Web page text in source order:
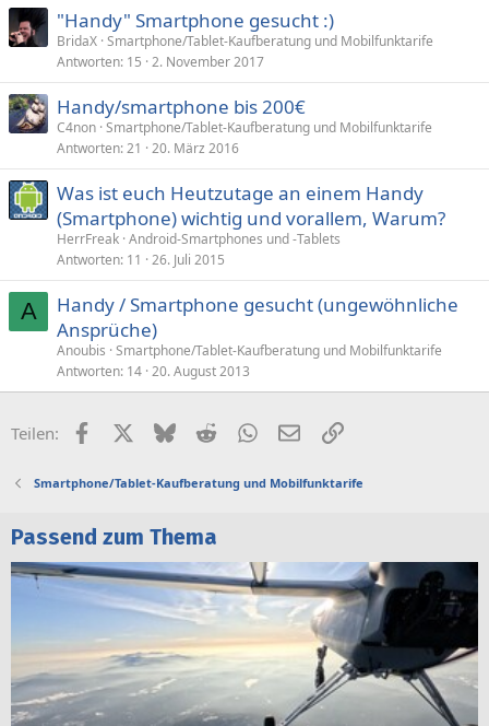
"Handy" Smartphone gesucht :)
BridaX Smartphone/Tablet-Kaufberatung und Mobilfunktarife
Antworten 15 2. November 2017
Handy/smartphone bis 200€
C4non Smartphone/Tablet-Kaufberatung und Mobilfunktarife
Antworten 21 20. März 2016
Was ist euch Heutzutage an einem Handy
(Smartphone) wichtig und vorallem, Warum?
HerrFreak Android-Smartphones und -Tablets
Antworten 11 26. Juli 2015
A
Handy / Smartphone gesucht (ungewöhnliche
Ansprüche)
Anoubis Smartphone/Tablet-Kaufberatung und Mobilfunktarife
Antworten 14 20. August 2013
Teilen: FacebookX (Twitter)
BlueskyRedditWhatsApp
E-MailLink
Smartphone/Tablet-Kaufberatung und Mobilfunktarife
Passend zum Thema